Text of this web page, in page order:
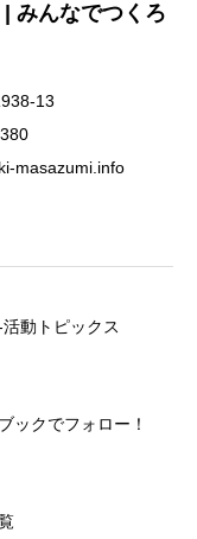
みんなでつくろ
13
masazumi.info
動トピックス
ックでフォロー！